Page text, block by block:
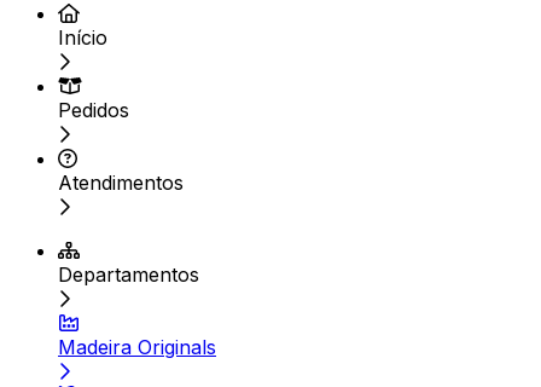
Início
Pedidos
Atendimentos
Departamentos
Madeira Originals